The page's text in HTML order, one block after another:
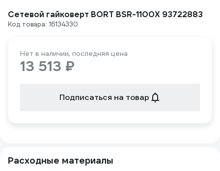
Сетевой гайковерт BORT BSR-1100X 93722883
Код товара: 16134330
Нет в наличии, последняя цена
13 513 ₽
Подписаться на товар
Расходные материалы